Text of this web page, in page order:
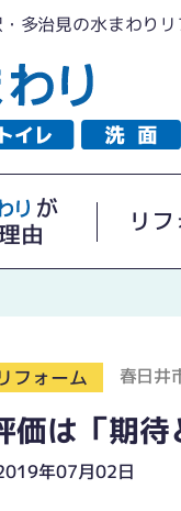
多治見の水まわり
が
由
リ
フォーム 春日
価は「期待
年07月02日